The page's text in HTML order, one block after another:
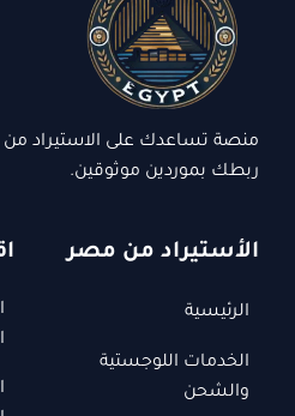
منصة تساعدك على الاستيراد
ربطك بموردين موثوقين.
الأستيراد من مصر
الرئيسية
الخدمات اللوجستية
والشحن